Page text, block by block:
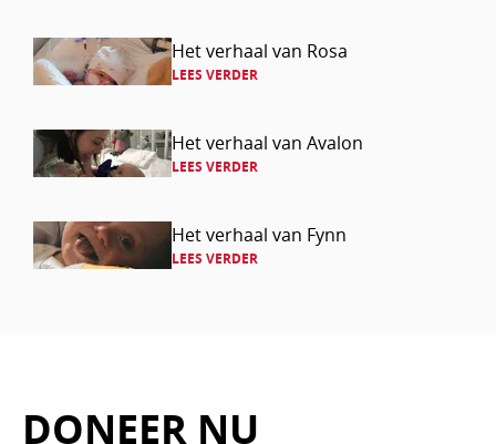
Het verhaal van Rosa
LEES VERDER
Lees
verder
Het verhaal van Avalon
LEES VERDER
Lees
verder
Het verhaal van Fynn
LEES VERDER
Lees
verder
DONEER NU